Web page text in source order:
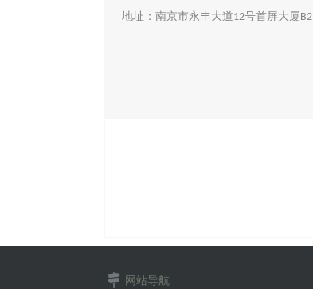
地址：南京市永丰大道12号首屏大厦B2
网站导航